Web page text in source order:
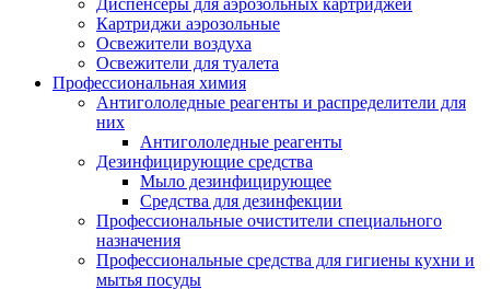
Диспенсеры для аэрозольных картриджей
Картриджи аэрозольные
Освежители воздуха
Освежители для туалета
Профессиональная химия
Антигололедные реагенты и распределители для
них
Антигололедные реагенты
Дезинфицирующие средства
Мыло дезинфицирующее
Средства для дезинфекции
Профессиональные очистители специального
назначения
Профессиональные средства для гигиены кухни и
мытья посуды